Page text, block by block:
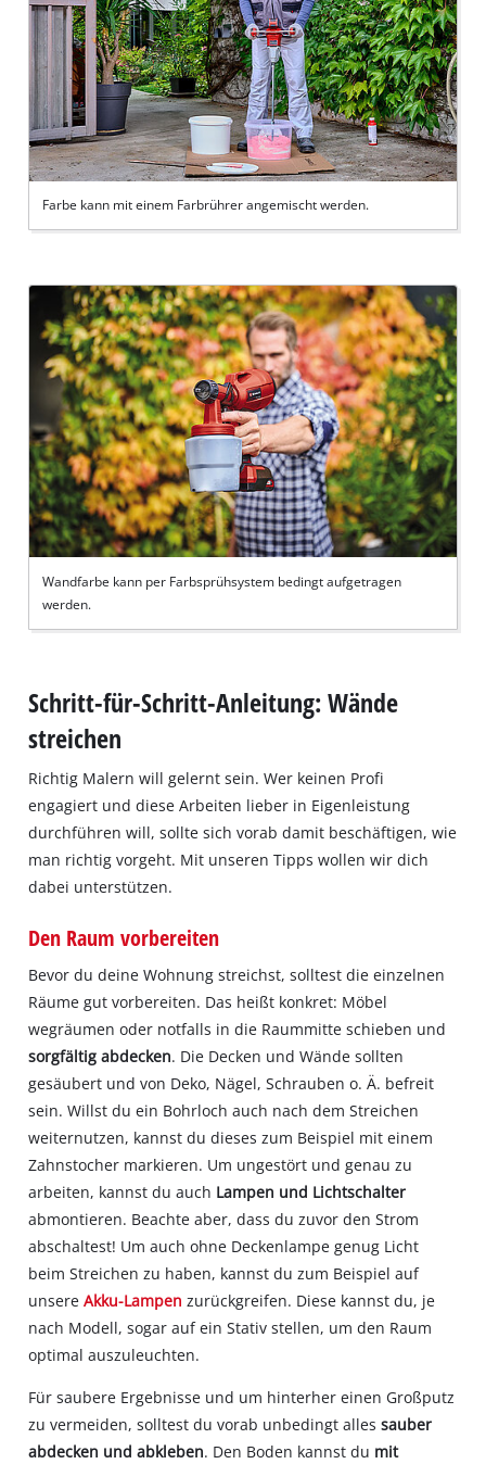
Farbe kann mit einem Farbrührer angemischt werden.
Wandfarbe kann per Farbsprühsystem bedingt aufgetragen
werden.
Schritt-für-Schritt-Anleitung: Wände
streichen
Richtig Malern will gelernt sein. Wer keinen Profi
engagiert und diese Arbeiten lieber in Eigenleistung
durchführen will, sollte sich vorab damit beschäftigen, wie
man richtig vorgeht. Mit unseren Tipps wollen wir dich
dabei unterstützen.
Den Raum vorbereiten
Bevor du deine Wohnung streichst, solltest die einzelnen
Räume gut vorbereiten. Das heißt konkret: Möbel
wegräumen oder notfalls in die Raummitte schieben und
sorgfältig abdecken. Die Decken und Wände sollten
gesäubert und von Deko, Nägel, Schrauben o. Ä. befreit
sein. Willst du ein Bohrloch auch nach dem Streichen
weiternutzen, kannst du dieses zum Beispiel mit einem
Zahnstocher markieren. Um ungestört und genau zu
arbeiten, kannst du auch Lampen und Lichtschalter
abmontieren. Beachte aber, dass du zuvor den Strom
abschaltest! Um auch ohne Deckenlampe genug Licht
beim Streichen zu haben, kannst du zum Beispiel auf
unsereAkku-Lampen zurückgreifen. Diese kannst du, je
nach Modell, sogar auf ein Stativ stellen, um den Raum
optimal auszuleuchten.
Für saubere Ergebnisse und um hinterher einen Großputz
zu vermeiden, solltest du vorab unbedingt allessauber
abdecken und abkleben. Den Boden kannst du mit